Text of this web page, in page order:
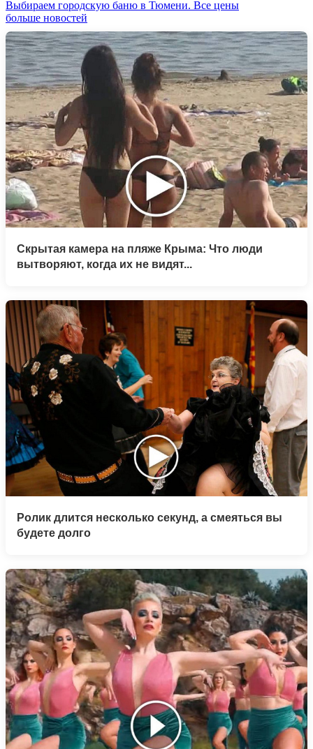
Выбираем городскую баню в Тюмени. Все цены
больше новостей
Скрытая камера на пляже Крыма: Что люди
вытворяют, когда их не видят...
Ролик длится несколько секунд, а смеяться вы
будете долго